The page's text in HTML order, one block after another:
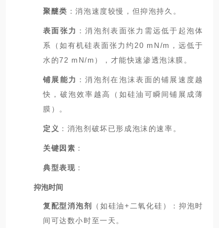
聚醚类 ：消泡速度较慢，但抑泡持久。
表面张力 ：消泡剂表面张力需远低于起泡体
系（如有机硅表面张力约20 mN/m，远低于
水的72 mN/m），才能快速渗透泡沫膜。
铺展能力 ：消泡剂在泡沫表面的铺展速度越
快，破泡效率越高（如硅油可瞬间铺展成薄
膜）。
定义 ：消泡剂破坏已形成泡沫的速率。
关键因素 ：
典型表现 ：
抑泡时间
复配型消泡剂
（如硅油+二氧化硅）：抑泡时
间可达数小时至一天。